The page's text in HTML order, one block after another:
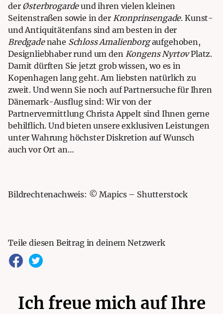
der Østerbrogardeund ihren vielen kleinen
Seitenstraßen sowie in der Kronprinsengade. Kunst-
und Antiquitätenfans sind am besten in der
Bredgadenahe Schloss Amalienborgaufgehoben,
Designliebhaber rund um den Kongens NyrtovPlatz.
Damit dürften Sie jetzt grob wissen, wo es in
Kopenhagen lang geht. Am liebsten natürlich zu
zweit. Und wenn Sie noch auf Partnersuche für Ihren
Dänemark-Ausflug sind: Wir von der
Partnervermittlung Christa Appelt sind Ihnen gerne
behilflich. Und bieten unsere exklusiven Leistungen
unter Wahrung höchster Diskretion auf Wunsch
auch vor Ort an…
Bildrechtenachweis: © Mapics – Shutterstock
Teile diesen Beitrag in deinem Netzwerk
Ich freue mich auf Ihre